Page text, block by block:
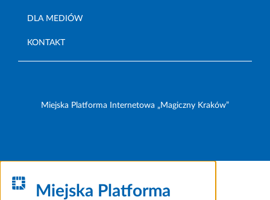
DLA MEDIÓW
KONTAKT
Miejska Platforma Internetowa „Magiczny Kraków”
Miejska Platforma